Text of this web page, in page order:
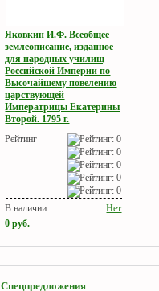
Яковкин И.Ф. Всеобщее
землеописание, изданное
для народных училищ
Российской Империи по
Высочайшему повелению
царствующей
Императрицы Екатерины
Второй. 1795 г.
Рейтинг
В наличии:
Нет
0руб.
Спецпредложения